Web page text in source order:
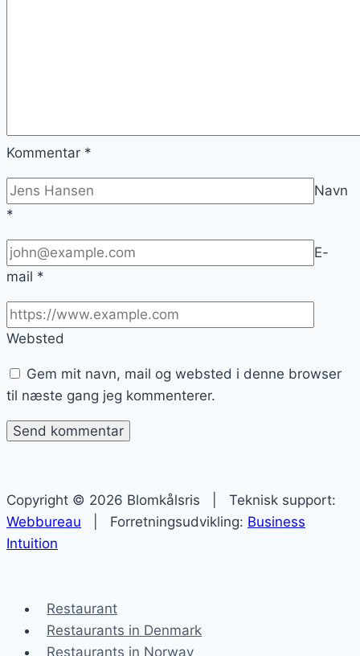
Kommentar *
Navn
*
E-
mail *
Websted
Gem mit navn, mail og websted i denne browser
til næste gang jeg kommenterer.
Copyright © 2026 Blomkålsris | Teknisk support:
Webbureau | Forretningsudvikling: Business
Intuition
Restaurant
Restaurants in Denmark
Restaurants in Norway